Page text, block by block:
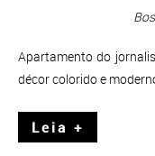
Apartamento do
décor colorido e
Leia +